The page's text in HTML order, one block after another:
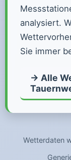
analysiert.
Sie immer
→ Alle
Wetterdaten